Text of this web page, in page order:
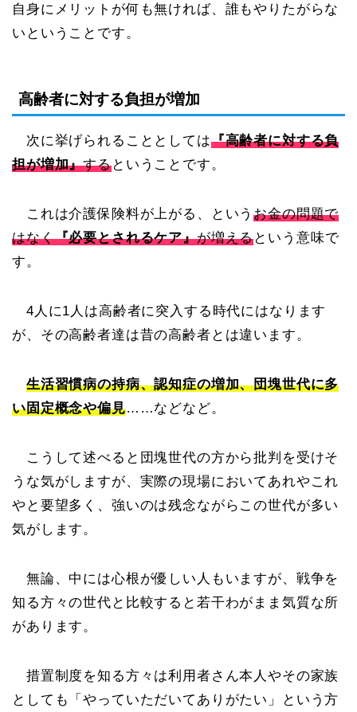
自身にメリットが何も無ければ、誰もやりたがらな
いということです。
高齢者に対する負担が増加
次に挙げられることとしては『高齢者に対する負
担が増加』するということです。
これは介護保険料が上がる、というお金の問題で
はなく『必要とされるケア』が増えるという意味で
す。
4人に1人は高齢者に突入する時代にはなります
が、その高齢者達は昔の高齢者とは違います。
生活習慣病の持病、認知症の増加、団塊世代に多
い固定概念や偏見……などなど。
こうして述べると団塊世代の方から批判を受けそ
うな気がしますが、実際の現場においてあれやこれ
やと要望多く、強いのは残念ながらこの世代が多い
気がします。
無論、中には心根が優しい人もいますが、戦争を
知る方々の世代と比較すると若干わがまま気質な所
があります。
措置制度を知る方々は利用者さん本人やその家族
としても「やっていただいてありがたい」という方